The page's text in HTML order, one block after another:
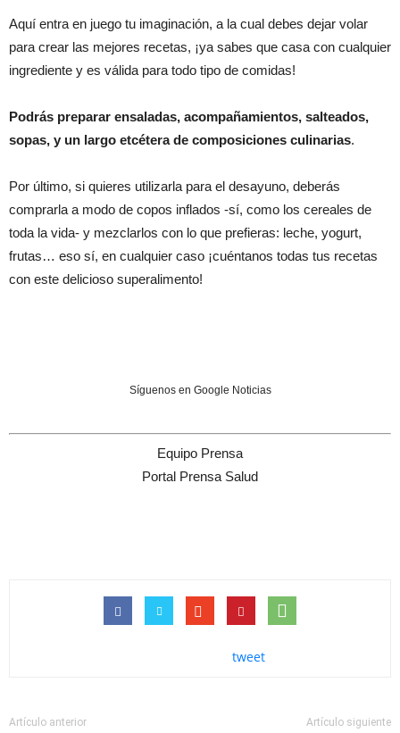
Aquí entra en juego tu imaginación, a la cual debes dejar volar
para crear las mejores recetas, ¡ya sabes que casa con cualquier
ingrediente y es válida para todo tipo de comidas!
Podrás preparar ensaladas, acompañamientos, salteados,
sopas, y un largo etcétera de composiciones culinarias.
Por último, si quieres utilizarla para el desayuno, deberás
comprarla a modo de copos inflados -sí, como los cereales de
toda la vida- y mezclarlos con lo que prefieras: leche, yogurt,
frutas… eso sí, en cualquier caso ¡cuéntanos todas tus recetas
con este delicioso superalimento!
Síguenos en Google Noticias
Equipo Prensa
Portal Prensa Salud
tweet
Artículo anterior Artículo siguiente